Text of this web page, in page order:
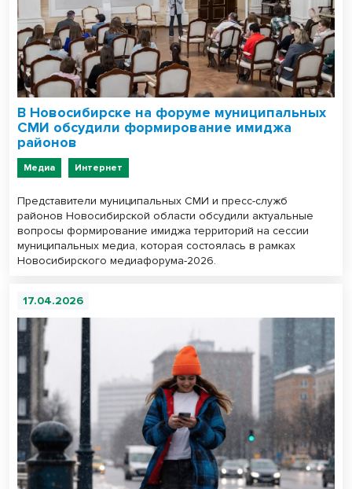
В Новосибирске на форуме муниципальных
СМИ обсудили формирование имиджа
районов
Медиа Интернет
Представители муниципальных СМИ и пресс-служб
районов Новосибирской области обсудили актуальные
вопросы формирование имиджа территорий на сессии
муниципальных медиа, которая состоялась в рамках
Новосибирского медиафорума-2026.
17.04.2026